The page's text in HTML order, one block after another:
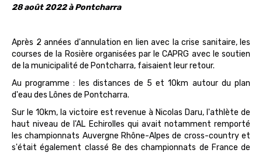
28 août 2022 à Pontcharra
Après 2 années d'annulation en lien avec la crise sanitaire, les
courses de la Rosière organisées par le CAPRG avec le soutien
de la municipalité de Pontcharra, faisaient leur retour.
Au programme : les distances de 5 et 10km autour du plan
d'eau des Lônes de Pontcharra.
Sur le 10km, la victoire est revenue à Nicolas Daru, l'athlète de
haut niveau de l'AL Echirolles qui avait notamment remporté
les championnats Auvergne Rhône-Alpes de cross-country et
s'était également classé 8e des championnats de France de